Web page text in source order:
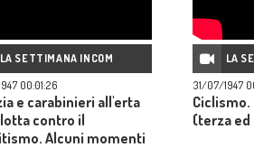
LA SETTIMANA INCOM
00:01:26
e carabinieri all'erta
contro il
Alcuni momenti
LA
31/07/1947
Ciclismo.
(terza